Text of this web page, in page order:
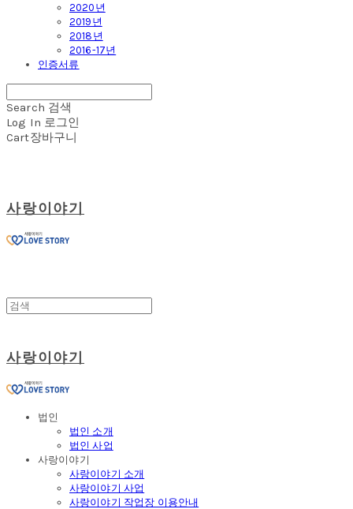
2020년
2019년
2018년
2016-17년
인증서류
Search 검색
Log In 로그인
Cart장바구니
사랑이야기
사랑이야기
법인
법인 소개
법인 사업
사랑이야기
사랑이야기 소개
사랑이야기 사업
사랑이야기 작업장 이용안내